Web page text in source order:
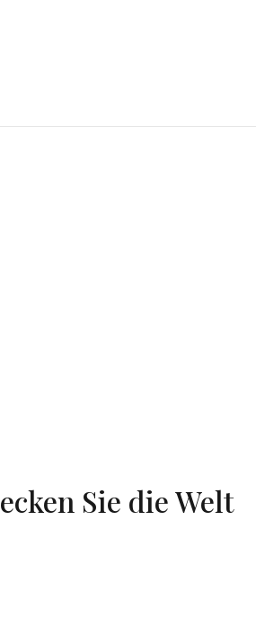
Sie die Welt